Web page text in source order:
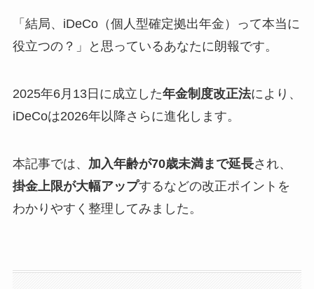
「結局、iDeCo（個人型確定拠出年金）って本当に
役立つの？」と思っているあなたに朗報です。
2025年6月13日に成立した年金制度改正法により、
iDeCoは2026年以降さらに進化します。
本記事では、 加入年齢が70歳未満まで延長され、
掛金上限が大幅アップするなどの改正ポイントを
わかりやすく整理してみました。